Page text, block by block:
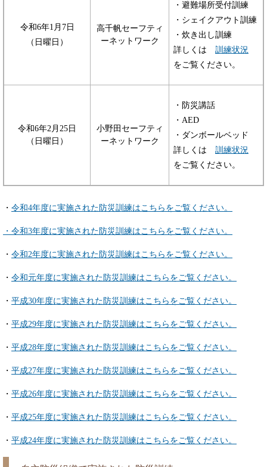
令和6年1月7日
（日曜日）
高千帆セーフティ
ーネットワーク
・避難場所受付訓練
・シェイクアウト訓練
・炊き出し訓練
詳しくは 訓練状況
をご覧ください。
令和6年2月25日
（日曜日）
小野田セーフティ
ーネットワーク
・防災講話
・AED
・ダンボールベッド
詳しくは 訓練状況
をご覧ください。
・ 令和4年度に実施された防災訓練はこちらをご覧ください。
・令和3年度に実施された防災訓練はこちらをご覧ください。
・ 令和2年度に実施された防災訓練はこちらをご覧ください。
・ 令和元年度に実施された防災訓練はこちらをご覧ください。
・ 平成30年度に実施された防災訓練はこちらをご覧ください。
・ 平成29年度に実施された防災訓練はこちらをご覧ください。
・ 平成28年度に実施された防災訓練はこちらをご覧ください。
・ 平成27年度に実施された防災訓練はこちらをご覧ください。
・ 平成26年度に実施された防災訓練はこちらをご覧ください。
・ 平成25年度に実施された防災訓練はこちらをご覧ください。
・ 平成24年度に実施された防災訓練はこちらをご覧ください。